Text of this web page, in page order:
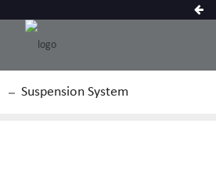
Suspension System